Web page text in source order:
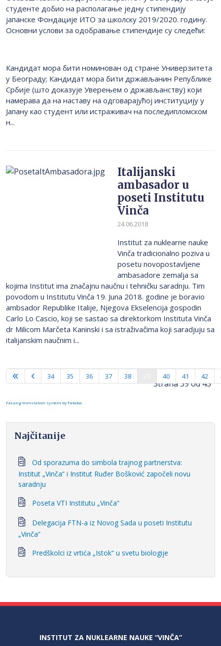
студенте добио на располагање једну стипендију
јапанске Фондације ИТО за школску 2019/2020. годину.
Основни услови за одобравање стипендије су следећи:
Кандидат мора бити номинован од стране Универзитета
у Београду; Кандидат мора бити држављанин Републике
Србије (што доказује Уверењем о држављанству) који
намерава да на наставу на одговарајућој институцију у
Јапану као студент или истраживач на последипломском
н...
Italijanski
ambasador u
poseti Institutu
Vinča
24.06.2018
Institut za nuklearne nauke
Vinča tradicionalno poziva u
posetu novopostavljene
ambasadore zemalja sa
kojima Institut ima značajnu naučnu i tehničku saradnju. Tim
povodom u Institutu Vinča 19. Juna 2018. godine je boravio
ambsador Republike Italije, Njegova Ekselencija gospodin
Carlo Lo Cascio, koji se sastao sa direktorkom Instituta Vinča
dr Milicom Marčeta Kaninski i sa istraživačima koji saradjuju sa
italijanskim naučnim i...
Strana 39 od 43
34 35 36 37 38 40 41 42
FaLang translation system by Faboba
Najčitanije
Od sporazuma do simbola trajnog partnerstva:
Institut „Vinča“ i Institut Ruđer Bošković započeli novu
saradnju
Poseta VTI Institutu „Vinča“
Delegacija FTN-a iz Novog Sada u poseti Institutu
„Vinča“
Predškolci iz vrtića „Istok“ u svetu biologije
INSTITUT ZA NUKLEARNE NAUKE “VINČA”